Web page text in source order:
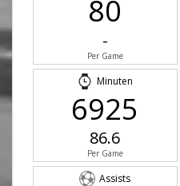
80
-
Per Game
Minuten
6925
86.6
Per Game
Assists